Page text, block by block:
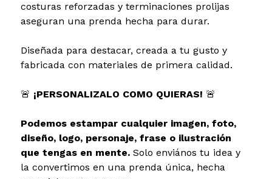
costuras reforzadas y terminaciones prolijas
aseguran una prenda hecha para durar.
Diseñada para destacar, creada a tu gusto y
fabricada con materiales de primera calidad.
🚨 ¡PERSONALIZALO COMO QUIERAS! 🚨
Podemos estampar cualquier imagen, foto,
diseño, logo, personaje, frase o ilustración
que tengas en mente.Solo enviános tu idea y
la convertimos en una prenda única, hecha